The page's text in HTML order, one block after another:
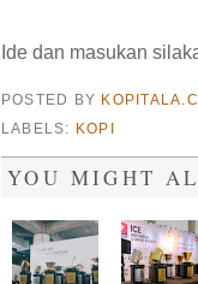
Ide dan masukan
POSTED BY
LABELS: KOPI
YOU MIGHT